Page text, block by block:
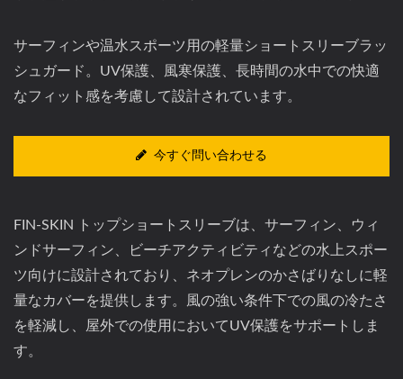
サーフィンや温水スポーツ用の軽量ショートスリーブラッ
シュガード。UV保護、風寒保護、長時間の水中での快適
なフィット感を考慮して設計されています。
今すぐ問い合わせる
FIN-SKIN トップショートスリーブは、サーフィン、ウィ
ンドサーフィン、ビーチアクティビティなどの水上スポー
ツ向けに設計されており、ネオプレンのかさばりなしに軽
量なカバーを提供します。風の強い条件下での風の冷たさ
を軽減し、屋外での使用においてUV保護をサポートしま
す。